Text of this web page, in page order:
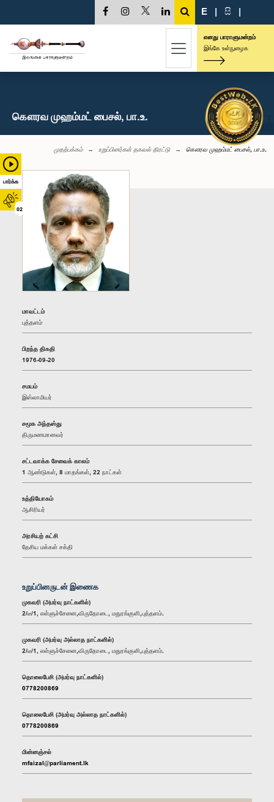
பார்க்க
02
E | සි |
எனது பாராளுமன்றம்
இங்கே உள்நுழைக
கௌரவ முஹம்மட் பைசல், பா.உ.
முதற்பக்கம் உறுப்பினர்கள் தகவல் திரட்டு கௌரவ முஹம்மட் பைசல், பா.உ.
மாவட்டம்
புத்தளம்
பிறந்த திகதி
1976-09-20
சமயம்
இஸ்லாமியர்
சமூக அந்தஸ்து
திருமணமானவர்
சட்டவாக்க சேவைக் காலம்
1 ஆண்டுகள், 8 மாதங்கள், 22 நாட்கள்
உத்தியோகம்
ஆசிரியர்
அரசியற் கட்சி
தேசிய மக்கள் சக்தி
உறுப்பினருடன் இணைக
முகவரி (அமர்வு நாட்களில்)
2/டீ/1, எள்ளுச்சேனை,விருதோடை, மதுரங்குளி,புத்தளம்.
முகவரி (அமர்வு அல்லாத நாட்களில்)
2/டீ/1, எள்ளுச்சேனை,விருதோடை, மதுரங்குளி,புத்தளம்.
தொலைபேசி (அமர்வு நாட்களில்)
0778200869
தொலைபேசி (அமர்வு அல்லாத நாட்களில்)
0778200869
மின்னஞ்சல்
mfaizal@parliament.lk